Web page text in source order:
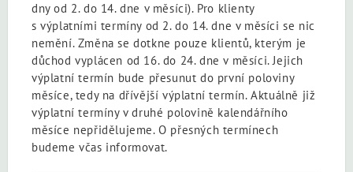
dny od 2. do 14. dne v měsíci). Pro klienty
s výplatními termíny od 2. do 14. dne v měsíci se nic
nemění. Změna se dotkne pouze klientů, kterým je
důchod vyplácen od 16. do 24. dne v měsíci. Jejich
výplatní termín bude přesunut do první poloviny
měsíce, tedy na dřívější výplatní termín. Aktuálně již
výplatní termíny v druhé polovině kalendářního
měsíce nepřidělujeme. O přesných termínech
budeme včas informovat.